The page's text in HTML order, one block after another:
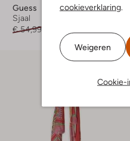
cookieverklaring.
Weigeren
Cookie-
Guess
Sjaal
€ 54,99